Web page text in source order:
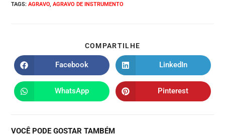
TAGS:AGRAVO, AGRAVO DE INSTRUMENTO
COMPARTILHE
Facebook LinkedIn
WhatsApp Pinterest
VOCÊ PODE GOSTAR TAMBÉM